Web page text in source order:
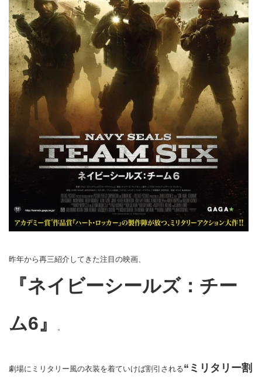
昨年から再三紹介してきた注目の映画、
『ネイビーシールズ：チー
ム6』
。
劇場にミリタリー風の衣装を着ていけば割引される“ミリタリー割